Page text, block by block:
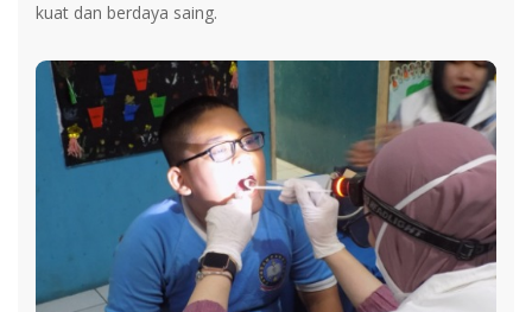
kuat dan berdaya saing.